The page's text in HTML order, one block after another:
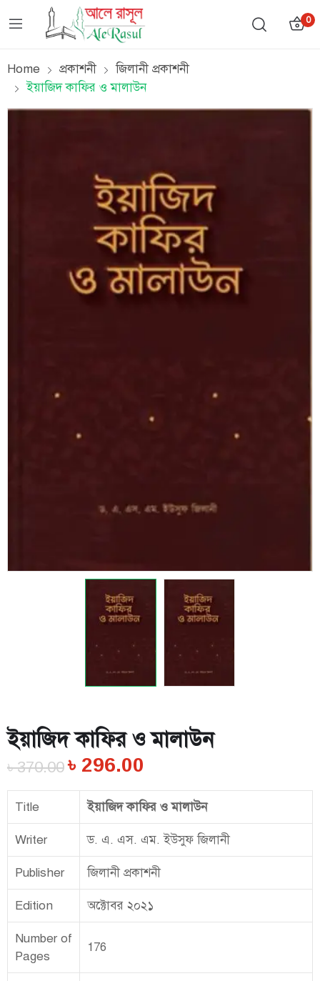
0
Home প্রকাশনী
জিলানী প্রকাশনী
ইয়াজিদ কাফির ও মালাউন
ইয়াজিদ কাফির ও মালাউন
৳370.00 ৳ 296.00
Title ইয়াজিদ কাফির ও মালাউন
Writer ড. এ. এস. এম. ইউসুফ জিলানী
Publisher জিলানী প্রকাশনী
Edition অক্টোবর ২০২১
Number of
Pages
176